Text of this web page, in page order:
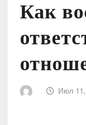
Как
Июл